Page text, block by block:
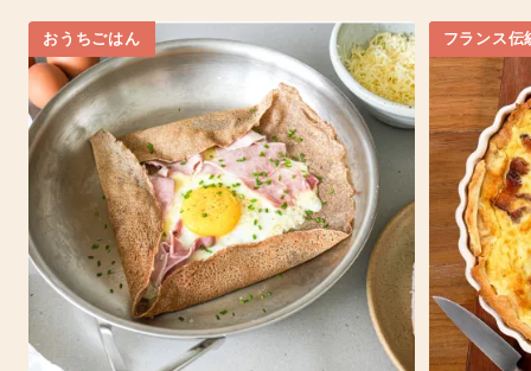
おうちごはん フランス伝